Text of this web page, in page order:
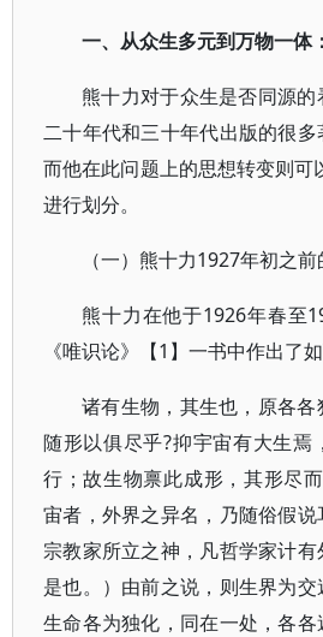
一、从众生多元到万物一体
熊十力对于众生是否同源
二十年代和三十年代出版的很多
而他在此问题上的思想转变则可
进行划分。
（一）熊十力1927年初之
熊十力在他于1926年春至
《唯识论》【1】一书中作出了
诸有生物，其生也，原各
随形以俱尽乎?抑宇宙有大生焉
行；故生物禀此成形，其形尽
宙者，外界之异名，乃随俗假
宗教家所立之神，凡哲学家计
是也。）由前之说，则生界为
生命各为独化，同在一处，各各